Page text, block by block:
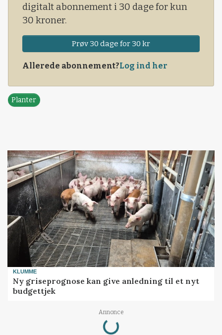
digitalt abonnement i 30 dage for kun
30 kroner.
Prøv 30 dage for 30 kr
Allerede abonnement?Log ind her
Planter
KLUMME
Ny griseprognose kan give anledning til et nyt
budgettjek
Annonce
Loading...